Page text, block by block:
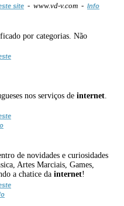
site - www.vd-v.com - Info
por categorias. Não
nos serviços de internet
de novidades e curiosidades
Artes Marciais, Games,
a chatice da internet!